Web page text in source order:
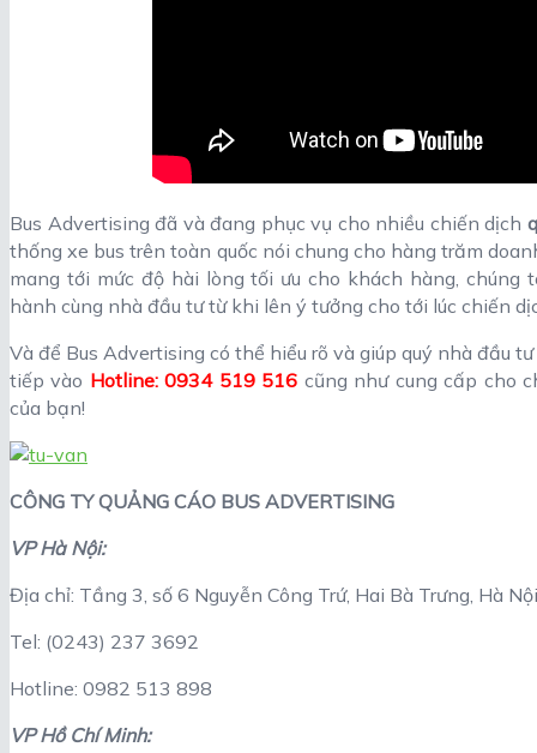
Bus Advertising đã và đang phục vụ cho nhiều chiến dịch
thống xe bus trên toàn quốc nói chung cho hàng trăm
mang tới mức độ hài lòng tối ưu cho khách hàng, chúng
hành cùng nhà đầu tư từ khi lên ý tưởng cho tới lúc chiến
Và để Bus Advertising có thể hiểu rõ và giúp quý nhà đầu
tiếp vào Hotline: 0934 519 516 cũng như cung cấp cho
của bạn!
CÔNG TY QUẢNG CÁO BUS ADVERTISING
VP Hà Nội:
Địa chỉ: Tầng 3, số 6 Nguyễn Công Trứ, Hai Bà Trưng, Hà Nội
Tel: (0243) 237 3692
Hotline: 0982 513 898
VP Hồ Chí Minh: